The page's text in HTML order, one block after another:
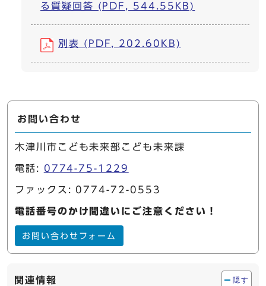
る質疑回答 (PDF, 544.55KB)
別表 (PDF, 202.60KB)
お問い合わせ
木津川市こども未来部こども未来課
電話: 0774-75-1229
ファックス: 0774-72-0553
電話番号のかけ間違いにご注意ください！
お問い合わせフォーム
関連情報 隠す